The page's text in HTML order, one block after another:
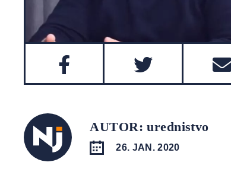
AUTOR: urednistvo
26. JAN. 2020